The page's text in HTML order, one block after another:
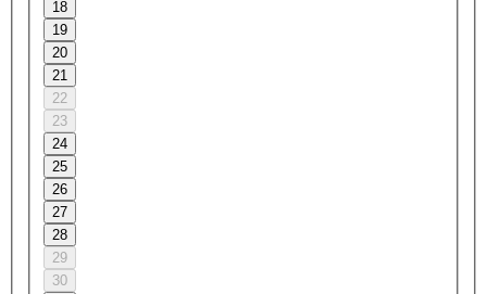
18
19
20
21
22
23
24
25
26
27
28
29
30